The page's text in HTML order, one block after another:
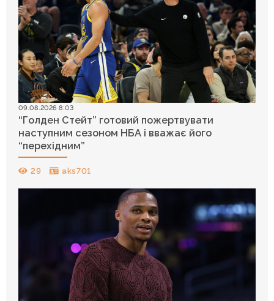
09.08.2026 8:03
“Голден Стейт” готовий пожертвувати
наступним сезоном НБА і вважає його
“перехідним”
29 aks701